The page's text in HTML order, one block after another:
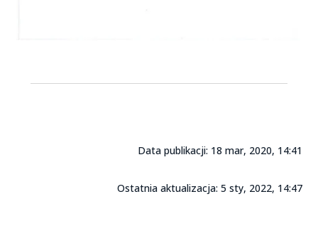
Data publikacji: 18 mar, 2020, 14:41
Ostatnia aktualizacja: 5 sty, 2022, 14:47